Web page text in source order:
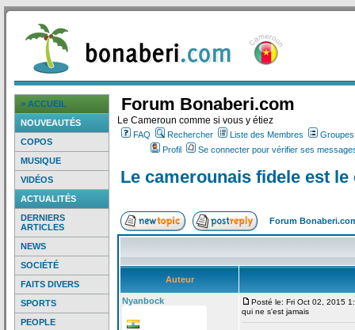
> ACCUEIL
NOUVEAUTÉS
COPOS
MUSIQUE
VIDÉOS
ACTUALITÉS
DERNIERS
ARTICLES
NEWS
SOCIÉTÉ
FAITS DIVERS
SPORTS
PEOPLE
Forum Bonaberi.com
Le Cameroun comme si vous y étiez
FAQ Rechercher Liste des Membres
Profil
Se connecter pour vérifier ses
Le camerounais fidele est
Forum
Auteur
Nyanbock
Posté le: Fri Oct 02, 2015
qui ne s'est jamais